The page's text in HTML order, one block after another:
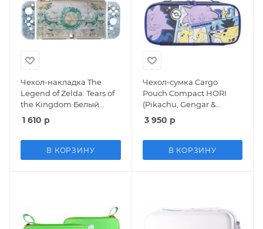
Чехол-накладка The
Legend of Zelda: Tears of
the Kingdom Белый
(White) (Switch OLED)
1 610 р
В КОРЗИНУ
Чехол-сумка Cargo
Pouch Compact HORI
(Pikachu, Gengar &
Mimikyu) (NSW-412U)
(Switch)
3 950 р
В КОРЗИНУ